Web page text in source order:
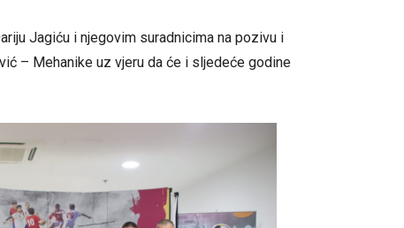
Jagiću i njegovim suradnicima na pozivu i
– Mehanike uz vjeru da će i sljedeće godine